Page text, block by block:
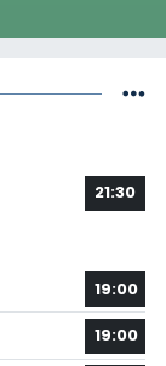
21:30
19:00
19:00